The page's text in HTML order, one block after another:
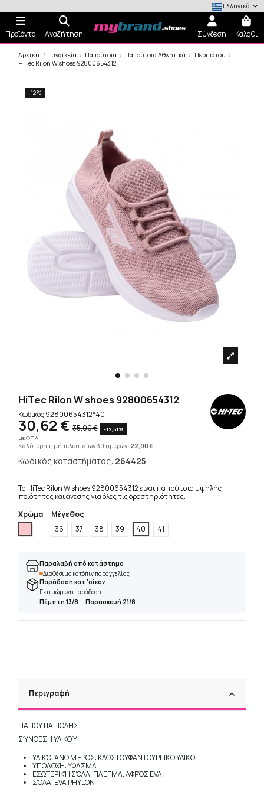
Ελληνικά
Προϊόντα Αναζήτηση Σύνδεση Καλάθι
Αρχική Γυναικεία Παπούτσια Παπούτσια Αθλητικά
Περιπάτου
HiTec Rilon W shoes 92800654312
-12%
HiTec Rilon W shoes 92800654312
Κωδικός92800654312*40
30,62 € 35,00 €
-12,51%
με ΦΠΑ
Καλύτερη τιμή τελευταίων 30 ημερών: 22,90 €
Κωδικός καταστήματος: 264425
Τα HiTec Rilon W shoes 92800654312 είναι παπούτσια υψηλής
ποιότητας και άνεσης για όλες τις δραστηριότητες.
Χρώμα
Μέγεθος
36
37 38 39 40 41
Παραλαβή από κατάστημα
Διαθέσιμο κατόπιν παραγγελίας
Παράδοση κατ 'οίκον
Εκτιμώμενη παράδοση
Πέμπτη 13/8 —Παρασκευή 21/8
Περιγραφή
ΠΑΠΟΥΤΙΑ ΠΟΛΗΣ
ΣΎΝΘΕΣΗ ΥΛΙΚΟΎ:
ΥΛΙΚΌ: ΆΝΩ ΜΈΡΟΣ: ΚΛΩΣΤΟΫΦΑΝΤΟΥΡΓΙΚΌ ΥΛΙΚΌ
ΥΠΟΔΟΧΗ: ΥΦΑΣΜΑ
ΕΣΩΤΕΡΙΚΉ ΣΌΛΑ: ΠΛΈΓΜΑ, ΑΦΡΌΣ EVA
ΣΌΛΑ: EVA PHYLON